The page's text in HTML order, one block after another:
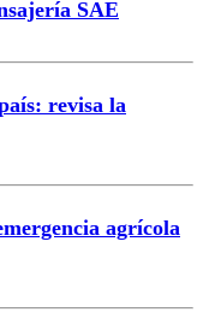
SAE
revisa la
agrícola